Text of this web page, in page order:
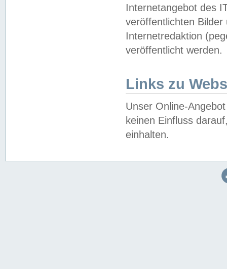
Internetangebot des
veröffentlichten
Internetredaktion
veröffentlicht werden.
Links zu
Unser Online-
keinen Einfluss
einhalten.